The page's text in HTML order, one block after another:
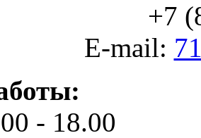
+7
E-mail:
- 18.00